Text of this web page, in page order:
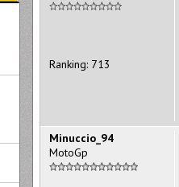
Ranking: 713
Minuccio_94
MotoGp